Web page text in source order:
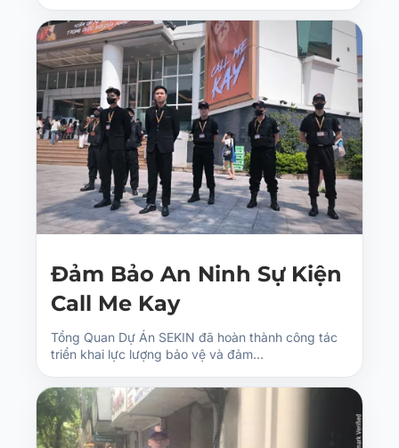
Đảm Bảo An Ninh Sự Kiện
Call Me Kay
Tổng Quan Dự Án SEKIN đã hoàn thành công tác
triển khai lực lượng bảo vệ và đảm…